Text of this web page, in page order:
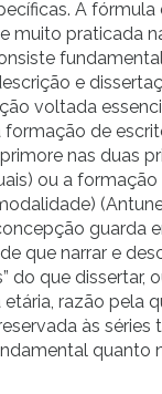
A fórmula
muito praticada
e
voltada
formação de
nas duas
ou a formação
guarda
que narrar e
do que dissertar,
razão pela
às séries
quanto